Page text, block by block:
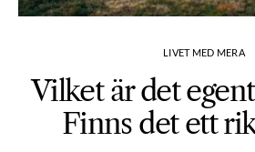
LIVET MED MERA
Vilket är det
Finns det ett